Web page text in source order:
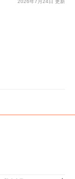
2026年7月24日 更新